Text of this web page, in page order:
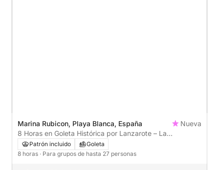
Marina Rubicon, Playa Blanca, España
Nueva
8 Horas en Goleta Histórica por Lanzarote – La
Experiencia Náutica Más Auténtica
Patrón incluido
Goleta
8 horas · Para grupos de hasta 27 personas